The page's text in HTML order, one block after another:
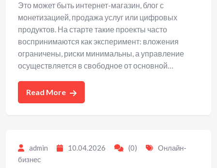
Это может быть интернет-магазин, блог с
монетизацией, продажа услуг или цифровых
продуктов. На старте такие проекты часто
воспринимаются как эксперимент: вложения
ограничены, риски минимальны, а управление
осуществляется в свободное от основной…
Read More
admin 10.04.2026 (0)
Онлайн-
бизнес